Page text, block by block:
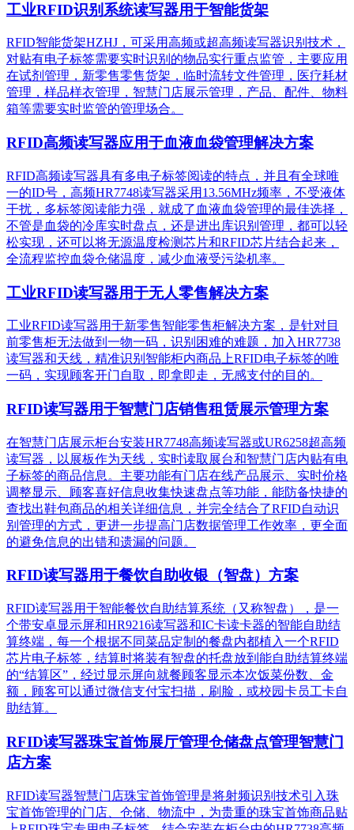
工业RFID识别系统读写器用于智能货架
RFID智能货架HZHJ，可采用高频或超高频读写器识别技术，
对贴有电子标签需要实时识别的物品实行重点监管，主要应用
在试剂管理，新零售零售货架，临时流转文件管理，医疗耗材
管理，样品样衣管理，智慧门店展示管理，产品、配件、物料
箱等需要实时监管的管理场合。
RFID高频读写器应用于血液血袋管理解决方案
RFID高频读写器具有多电子标签阅读的特点，并且有全球唯
一的ID号，高频HR7748读写器采用13.56MHz频率，不受液体
干扰，多标签阅读能力强，就成了血液血袋管理的最佳选择，
不管是血袋的冷库实时盘点，还是进出库识别管理，都可以轻
松实现，还可以将无源温度检测芯片和RFID芯片结合起来，
全流程监控血袋仓储温度，减少血液受污染机率。
工业RFID读写器用于无人零售解决方案
工业RFID读写器用于新零售智能零售柜解决方案，是针对目
前零售柜无法做到一物一码，识别困难的难题，加入HR7738
读写器和天线，精准识别​智能柜内商品上RFID电子标签的唯
一码，实现顾客开门自取，即拿即走，无感支付的目的。
RFID读写器用于智慧门店销售租赁展示管理方案
在智慧门店展示柜台安装HR7748高频读写器或UR6258超高频
读写器，以展板作为天线，实时读取展台和智慧门店内贴有电
子标签的商品信息。主要功能有门店在线产品展示、实时价格
调整显示、顾客喜好信息收集快速盘点等功能，能防备快捷的
查找出鞋包商品的相关详细信息，并完全结合了RFID自动识
别管理的方式，更进一步提高门店数据管理工作效率，更全面
的避免信息的出错和遗漏的问题。
RFID读写器用于餐饮自助收银（智盘）方案
RFID读写器用于智能餐饮自助结算系统（又称智盘），是一
个带安卓显示屏和HR9216读写器和IC卡读卡器的智能自助结
算终端，每一个根据不同菜品定制的餐盘内都植入一个RFID
芯片电子标签，结算时将装有智盘的托盘放到能自助结算终端
的“结算区”，经过显示屏向就餐顾客显示本次饭菜份数、金
额，顾客可以通过微信支付宝扫描，刷脸，或校园卡员工卡自
助结算。
RFID读写器珠宝首饰展厅管理仓储盘点管理智慧门
店方案
RFID读写器智慧门店珠宝首饰管理是将射频识别技术引入珠
宝首饰管理的门店、仓储、物流中，为贵重的珠宝首饰商品贴